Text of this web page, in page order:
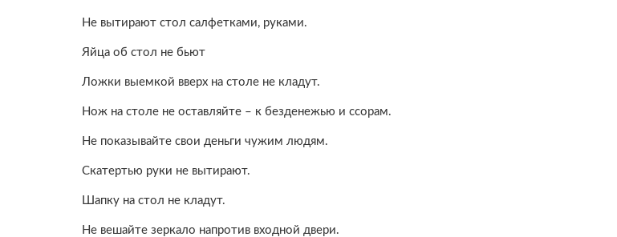
Не вытирают стол салфетками, руками.
Яйца об стол не бьют
Ложки выемкой вверх на столе не кладут.
Нож на столе не оставляйте – к безденежью и ссорам.
Не показывайте свои деньги чужим людям.
Скатертью руки не вытирают.
Шапку на стол не кладут.
Не вешайте зеркало напротив входной двери.